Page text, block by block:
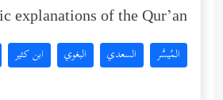
explanations of the Qur’an:
المُيسَّر السعدي البغوي ابن كثير